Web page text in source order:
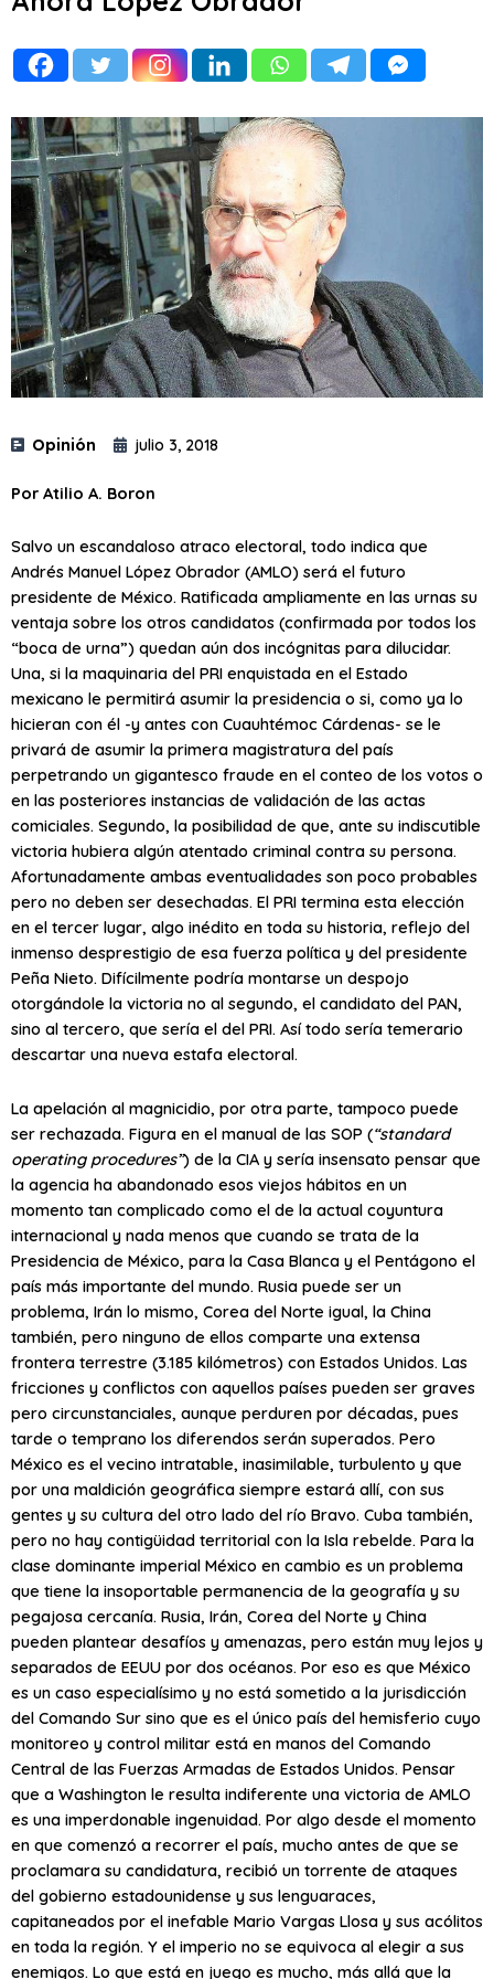
Opinión julio 3, 2018
Por Atilio A. Boron
Salvo un escandaloso atraco electoral, todo indica que
Andrés Manuel López Obrador (AMLO) será el futuro
presidente de México. Ratificada ampliamente en las urnas su
ventaja sobre los otros candidatos (confirmada por todos los
“boca de urna”) quedan aún dos incógnitas para dilucidar.
Una, si la maquinaria del PRI enquistada en el Estado
mexicano le permitirá asumir la presidencia o si, como ya lo
hicieran con él -y antes con Cuauhtémoc Cárdenas- se le
privará de asumir la primera magistratura del país
perpetrando un gigantesco fraude en el conteo de los votos o
en las posteriores instancias de validación de las actas
comiciales. Segundo, la posibilidad de que, ante su indiscutible
victoria hubiera algún atentado criminal contra su persona.
Afortunadamente ambas eventualidades son poco probables
pero no deben ser desechadas. El PRI termina esta elección
en el tercer lugar, algo inédito en toda su historia, reflejo del
inmenso desprestigio de esa fuerza política y del presidente
Peña Nieto. Difícilmente podría montarse un despojo
otorgándole la victoria no al segundo, el candidato del PAN,
sino al tercero, que sería el del PRI. Así todo sería temerario
descartar una nueva estafa electoral.
La apelación al magnicidio, por otra parte, tampoco puede
ser rechazada. Figura en el manual de las SOP (“standard
operating procedures”) de la CIA y sería insensato pensar que
la agencia ha abandonado esos viejos hábitos en un
momento tan complicado como el de la actual coyuntura
internacional y nada menos que cuando se trata de la
Presidencia de México, para la Casa Blanca y el Pentágono el
país más importante del mundo. Rusia puede ser un
problema, Irán lo mismo, Corea del Norte igual, la China
también, pero ninguno de ellos comparte una extensa
frontera terrestre (3.185 kilómetros) con Estados Unidos. Las
fricciones y conflictos con aquellos países pueden ser graves
pero circunstanciales, aunque perduren por décadas, pues
tarde o temprano los diferendos serán superados. Pero
México es el vecino intratable, inasimilable, turbulento y que
por una maldición geográfica siempre estará allí, con sus
gentes y su cultura del otro lado del río Bravo. Cuba también,
pero no hay contigüidad territorial con la Isla rebelde. Para la
clase dominante imperial México en cambio es un problema
que tiene la insoportable permanencia de la geografía y su
pegajosa cercanía. Rusia, Irán, Corea del Norte y China
pueden plantear desafíos y amenazas, pero están muy lejos y
separados de EEUU por dos océanos. Por eso es que México
es un caso especialísimo y no está sometido a la jurisdicción
del Comando Sur sino que es el único país del hemisferio cuyo
monitoreo y control militar está en manos del Comando
Central de las Fuerzas Armadas de Estados Unidos. Pensar
que a Washington le resulta indiferente una victoria de AMLO
es una imperdonable ingenuidad. Por algo desde el momento
en que comenzó a recorrer el país, mucho antes de que se
proclamara su candidatura, recibió un torrente de ataques
del gobierno estadounidense y sus lenguaraces,
capitaneados por el inefable Mario Vargas Llosa y sus acólitos
en toda la región. Y el imperio no se equivoca al elegir a sus
enemigos. Lo que está en juego es mucho, más allá que la